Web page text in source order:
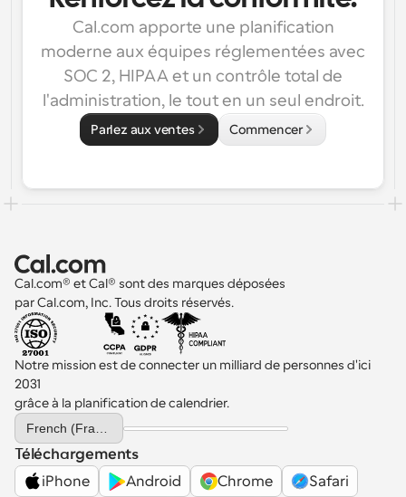
Cal.com apporte une planification
moderne aux équipes réglementées avec
SOC 2, HIPAA et un contrôle total de
l'administration, le tout en un seul endroit.
Parlez aux ventes Commencer
Cal.com® et Cal® sont des marques déposées
par Cal.com, Inc. Tous droits réservés.
Notre mission est de connecter un milliard de personnes d'ici
2031
grâce à la planification de calendrier.
Select Language
Téléchargements
iPhone
Android Chrome
Safari